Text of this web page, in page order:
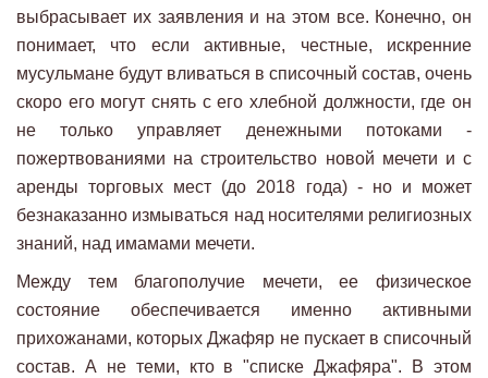
выбрасывает их заявления и на этом все. Конечно, он
понимает, что если активные, честные, искренние
мусульмане будут вливаться в списочный состав, очень
скоро его могут снять с его хлебной должности, где он
не только управляет денежными потоками -
пожертвованиями на строительство новой мечети и с
аренды торговых мест (до 2018 года) - но и может
безнаказанно измываться над носителями религиозных
знаний, над имамами мечети.
Между тем благополучие мечети, ее физическое
состояние обеспечивается именно активными
прихожанами, которых Джафяр не пускает в списочный
состав. А не теми, кто в "списке Джафяра". В этом